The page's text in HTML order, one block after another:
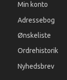
Min konto
Adressebog
Ønskeliste
Ordrehistorik
Nyhedsbrev